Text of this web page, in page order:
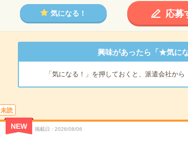
気になる！ 応募
興味があったら「★気に
「気になる！」を押しておくと、派遣会社から
未読
NEW 掲載日 2026/08/06